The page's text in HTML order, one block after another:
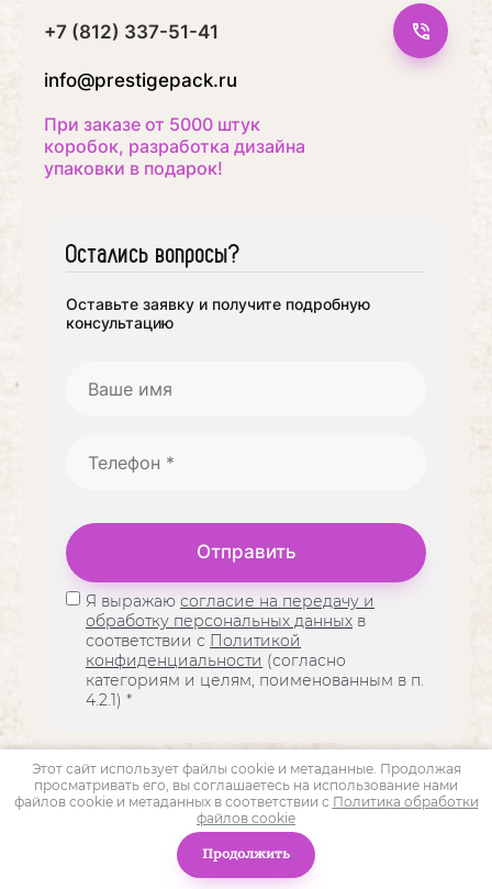
+7 (812) 337-51-41
info@prestigepack.ru
При заказе от 5000 штук
коробок, разработка дизайна
упаковки в подарок!
Остались вопросы?
Оставьте заявку и получите подробную
консультацию
Отправить
Я выражаю согласие на передачу и
обработку персональных данных в
соответствии с Политикой
конфиденциальности (согласно
категориям и целям, поименованным в п.
4.2.1) *
Copyright © 2016 - 2025
ПК ПрестижПак
Политика конфиденциальности
Этот сайт использует файлы cookie и метаданные. Продолжая
просматривать его, вы соглашаетесь на использование нами
файлов cookie и метаданных в соответствии с Политика обработки
файлов cookie
Продолжить
megagroup.ru